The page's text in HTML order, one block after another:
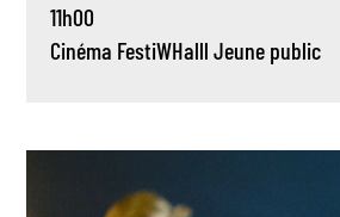
11h00
Cinéma FestiWHalll Jeune public